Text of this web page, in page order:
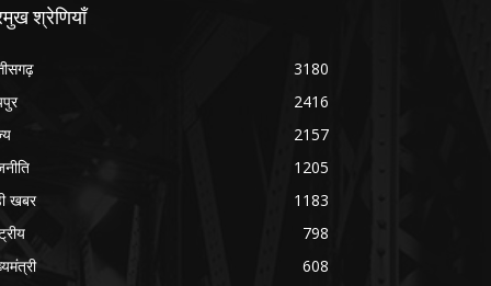
श्रेणियाँ
3180
2416
2157
1205
खबर
1183
798
608